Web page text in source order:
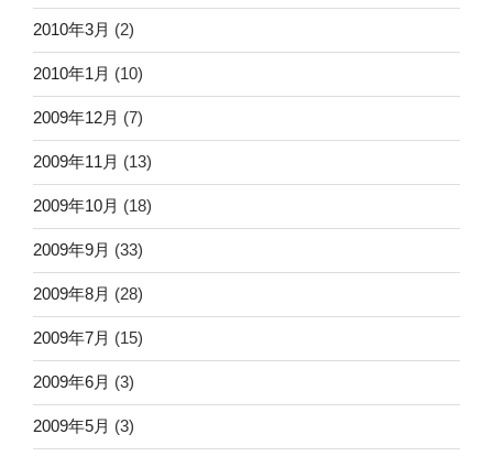
2010年3月 (2)
2010年1月 (10)
2009年12月 (7)
2009年11月 (13)
2009年10月 (18)
2009年9月 (33)
2009年8月 (28)
2009年7月 (15)
2009年6月 (3)
2009年5月 (3)